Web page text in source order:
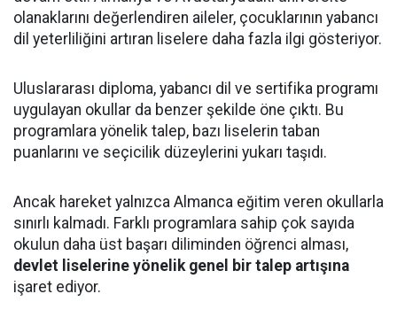
olanaklarını değerlendiren aileler, çocuklarının yabancı
dil yeterliliğini artıran liselere daha fazla ilgi gösteriyor.
Uluslararası diploma, yabancı dil ve sertifika programı
uygulayan okullar da benzer şekilde öne çıktı. Bu
programlara yönelik talep, bazı liselerin taban
puanlarını ve seçicilik düzeylerini yukarı taşıdı.
Ancak hareket yalnızca Almanca eğitim veren okullarla
sınırlı kalmadı. Farklı programlara sahip çok sayıda
okulun daha üst başarı diliminden öğrenci alması,
devlet liselerine yönelik genel bir talep artışına
işaret ediyor.